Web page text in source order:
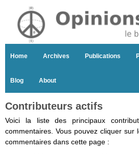
Home Archives Publications
Blog About
Contributeurs actifs
Voici la liste des principaux
commentaires. Vous pouvez cliquer sur
commentaires dans cette page :